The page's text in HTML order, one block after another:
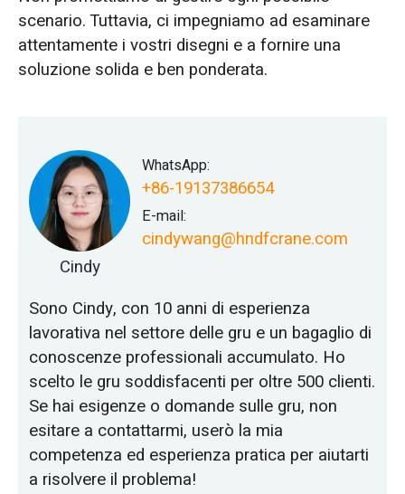
scenario. Tuttavia, ci impegniamo ad esaminare
attentamente i vostri disegni e a fornire una
soluzione solida e ben ponderata.
Cindy
WhatsApp:
+86-19137386654
E-mail:
cindywang@hndfcrane.com
Sono Cindy, con 10 anni di esperienza
lavorativa nel settore delle gru e un bagaglio di
conoscenze professionali accumulato. Ho
scelto le gru soddisfacenti per oltre 500 clienti.
Se hai esigenze o domande sulle gru, non
esitare a contattarmi, userò la mia
competenza ed esperienza pratica per aiutarti
a risolvere il problema!